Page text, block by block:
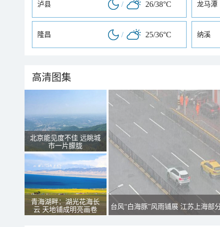
泸县 / 26/38°C 龙马潭
隆昌 / 25/36°C 纳溪
高清图集
北京能见度不佳 远眺城
市一片朦胧
青海湖畔：湖光花海长
云 天地铺成明亮画卷
台风“白海豚”风雨铺展 江苏上海部